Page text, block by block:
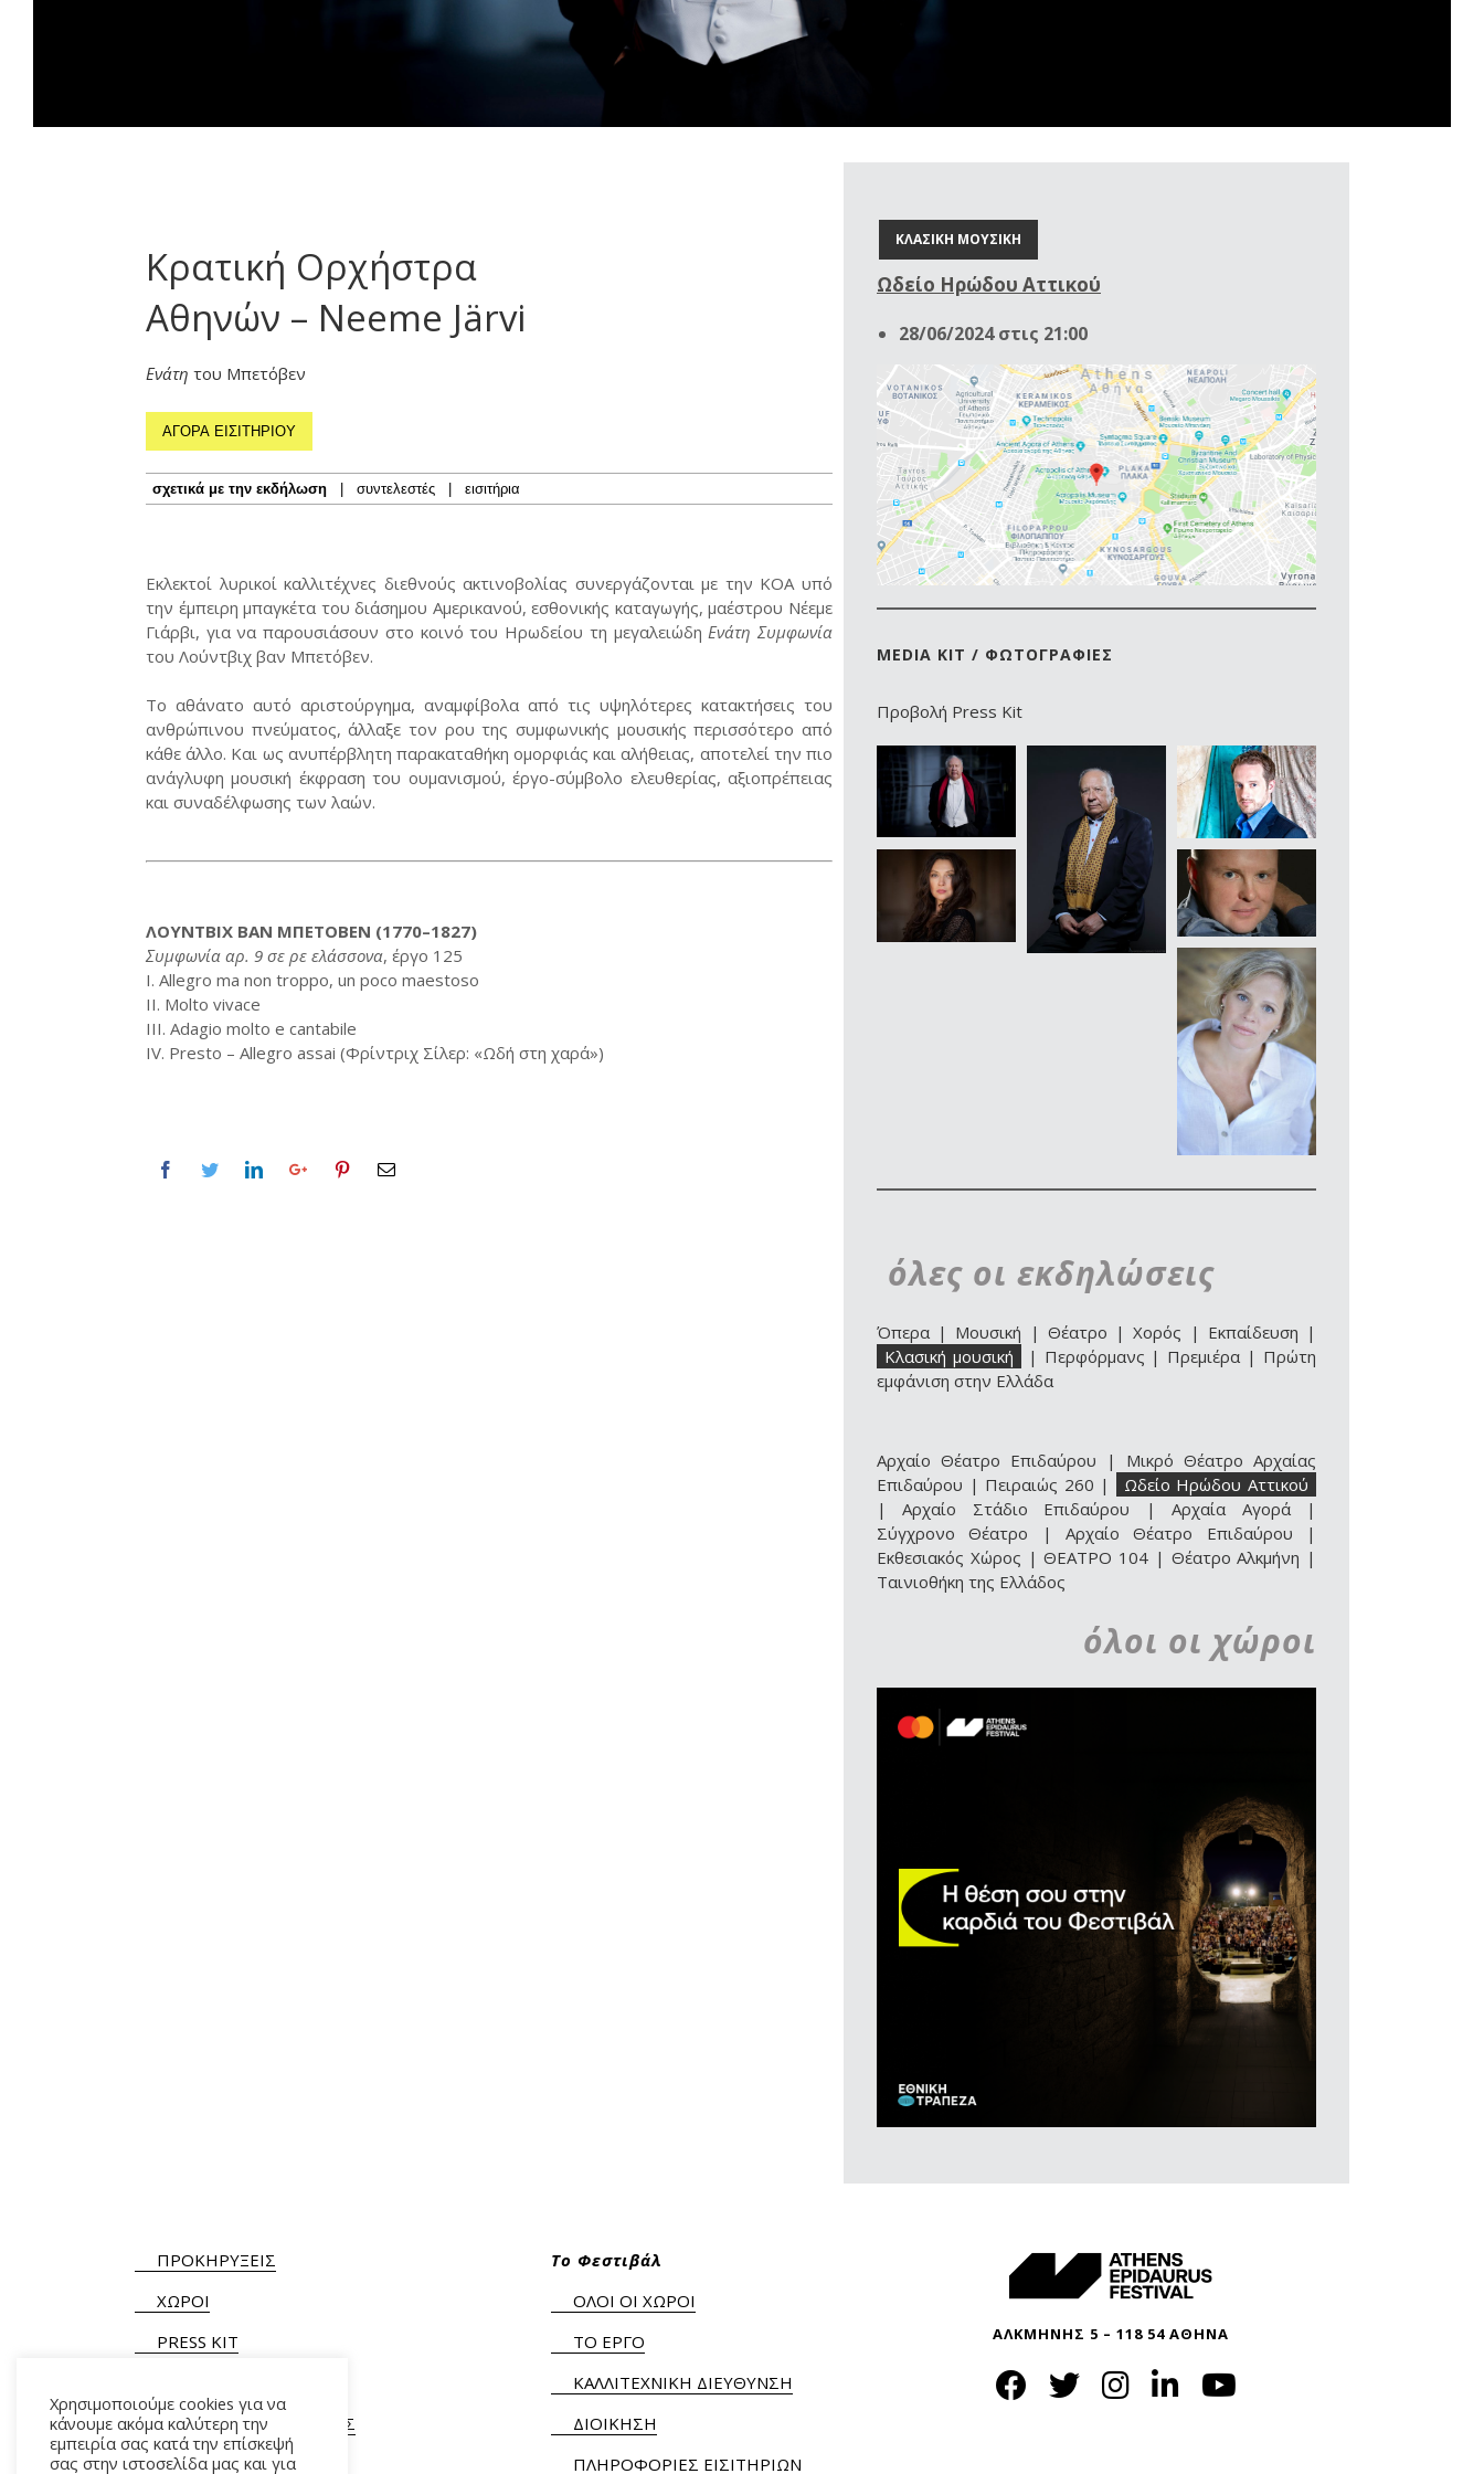
Κρατική Ορχήστρα
Αθηνών – Neeme Järvi
Ενάτη του Μπετόβεν
ΑΓΟΡΑ ΕΙΣΙΤΗΡΙΟΥ
σχετικά με την εκδήλωση | συντελεστές | εισιτήρια
Εκλεκτοί λυρικοί καλλιτέχνες διεθνούς ακτινοβολίας συνεργάζονται με την ΚΟΑ υπό
την έμπειρη μπαγκέτα του διάσημου Αμερικανού, εσθονικής καταγωγής, μαέστρου Νέεμε
Γιάρβι, για να παρουσιάσουν στο κοινό του Ηρωδείου τη μεγαλειώδη Ενάτη Συμφωνία
του Λούντβιχ βαν Μπετόβεν.
Το αθάνατο αυτό αριστούργημα, αναμφίβολα από τις υψηλότερες κατακτήσεις του
ανθρώπινου πνεύματος, άλλαξε τον ρου της συμφωνικής μουσικής περισσότερο από
κάθε άλλο. Και ως ανυπέρβλητη παρακαταθήκη ομορφιάς και αλήθειας, αποτελεί την πιο
ανάγλυφη μουσική έκφραση του ουμανισμού, έργο-σύμβολο ελευθερίας, αξιοπρέπειας
και συναδέλφωσης των λαών.
ΛΟΥΝΤΒΙΧ ΒΑΝ ΜΠΕΤΟΒΕΝ (1770–1827)
Συμφωνία αρ. 9 σε ρε ελάσσονα, έργο 125
I. Allegro ma non troppo, un poco maestoso
II. Molto vivace
III. Adagio molto e cantabile
IV. Presto – Allegro assai (Φρίντριχ Σίλερ: «Ωδή στη χαρά»)
ΚΛΑΣΙΚΗ ΜΟΥΣΙΚΗ
Ωδείο Ηρώδου Αττικού
28/06/2024 στις 21:00
MEDIA KIT / ΦΩΤΟΓΡΑΦΙΕΣ
Προβολή Press Kit
όλες οι εκδηλώσεις
Όπερα | Μουσική | Θέατρο |Χορός | Εκπαίδευση |
Κλασική μουσική
| Περφόρμανς | Πρεμιέρα | Πρώτη
εμφάνιση στην Ελλάδα
Αρχαίο Θέατρο Επιδαύρου | Μικρό Θέατρο Αρχαίας
Επιδαύρου | Πειραιώς 260 |
Ωδείο Ηρώδου Αττικού
|Αρχαίο Στάδιο Επιδαύρου |Αρχαία Αγορά|
Σύγχρονο Θέατρο |Αρχαίο Θέατρο Επιδαύρου |
Εκθεσιακός Χώρος |ΘΕΑΤΡΟ 104 | Θέατρο Αλκμήνη |
Ταινιοθήκη της Ελλάδος
όλοι οι χώροι
ΠΡΟΚΗΡΥΞΕΙΣ
ΧΩΡΟΙ
PRESS KIT
ΓΕΝΙΚΕΣ ΠΛΗΡΟΦΟΡΙΕΣ
Τ. +30 210 9282900/ 901
Το Φεστιβάλ
ΟΛΟΙ ΟΙ ΧΩΡΟΙ
ΤΟ ΕΡΓΟ
ΚΑΛΛΙΤΕΧΝΙΚΗ ΔΙΕΥΘΥΝΣΗ
ΔΙΟΙΚΗΣΗ
ΠΛΗΡΟΦΟΡΙΕΣ ΕΙΣΙΤΗΡΙΩΝ
ΑΛΚΜΗΝΗΣ 5 – 118 54 ΑΘΗΝΑ
Χρησιμοποιούμε cookies για να
κάνουμε ακόμα καλύτερη την
εμπειρία σας κατά την επίσκεψή
σας στην ιστοσελίδα μας και για